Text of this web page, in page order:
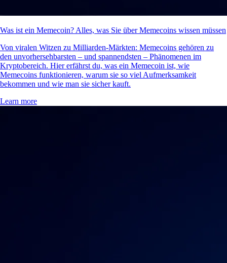
Was ist ein Memecoin? Alles, was Sie über Memecoins wissen müssen
Von viralen Witzen zu Milliarden-Märkten: Memecoins gehören zu
den unvorhersehbarsten – und spannendsten – Phänomenen im
Kryptobereich. Hier erfährst du, was ein Memecoin ist, wie
Memecoins funktionieren, warum sie so viel Aufmerksamkeit
bekommen und wie man sie sicher kauft.
Learn more